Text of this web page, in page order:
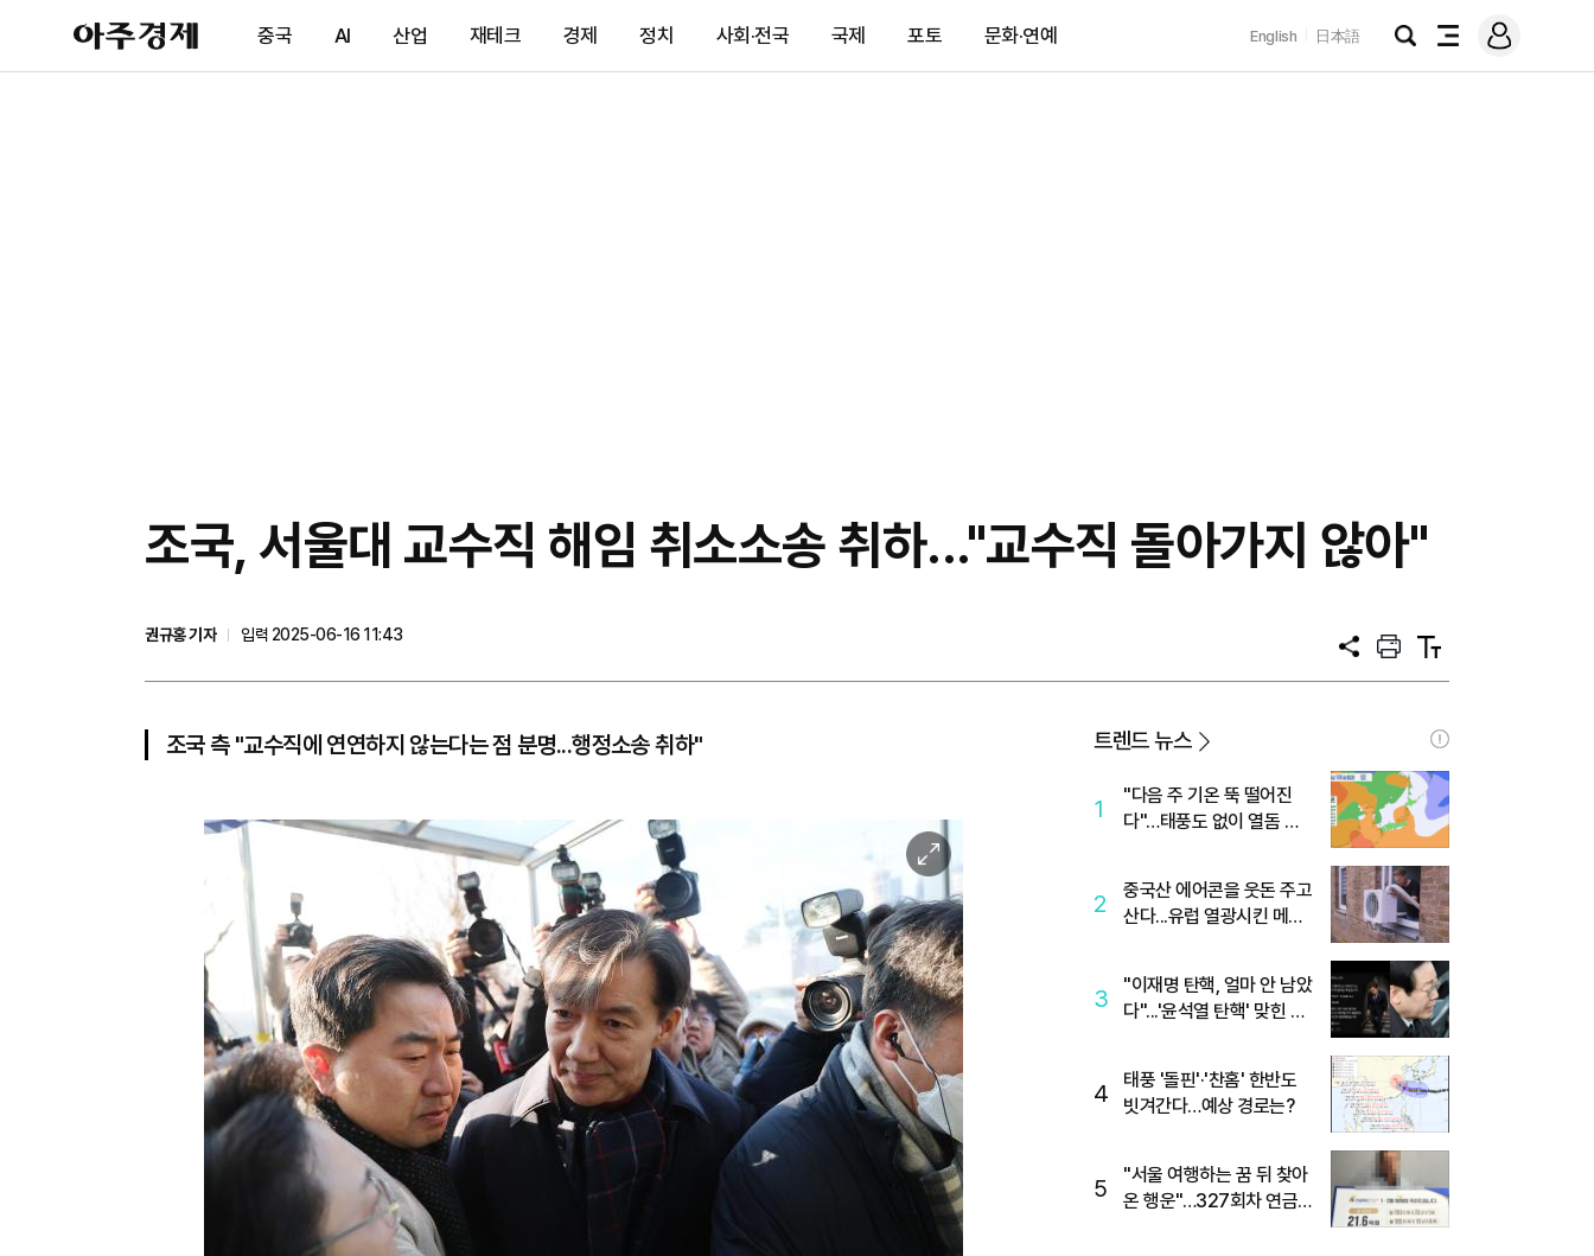
아
주
제
중국 AI 산업 재테크 경제 정치 사회·전국 국제 포토 문화·연예 English 日本語
검
전
메
그
조국, 서울대 교수직 해임 취소소송 취하..."교수직 돌아가지 않아"
권규홍 기자
입력 2025-06-16 11:43
공
프
트
텍
트
조국 측 "교수직에 연연하지 않는다는 점 분명...행정소송 취하"
이
미
지
확
대
트렌드 뉴스
1
"다음 주 기온 뚝 떨어진
다"…태풍도 없이 열돔 박
2
중국산 에어콘을 웃돈 주고
산다...유럽 열광시킨 메이
3
"이재명 탄핵, 얼마 안 남았
다"...'윤석열 탄핵' 맞힌 무
4
태풍 '돌핀'·'찬홈' 한반도
빗겨간다…예상 경로는?
5
"서울 여행하는 꿈 뒤 찾아
온 행운"…327회차 연금